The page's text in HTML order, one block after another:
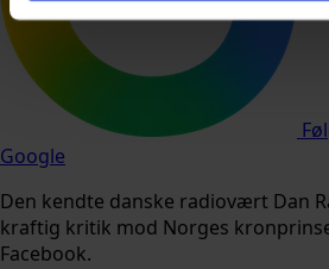
Google
Den kendte danske radiovært Dan
kraftig kritik mod Norges
Facebook.